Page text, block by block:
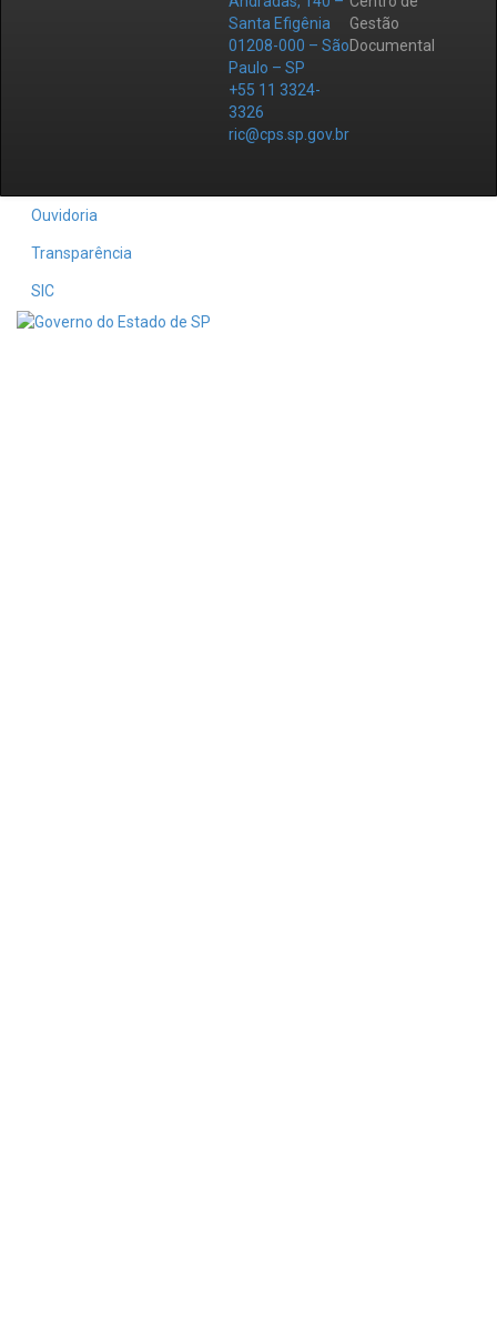
Santa Efigênia
01208-000 – São
Paulo – SP
+55 11 3324-
3326
ric@cps.sp.gov.br
Gestão
Documental
Ouvidoria
Transparência
SIC